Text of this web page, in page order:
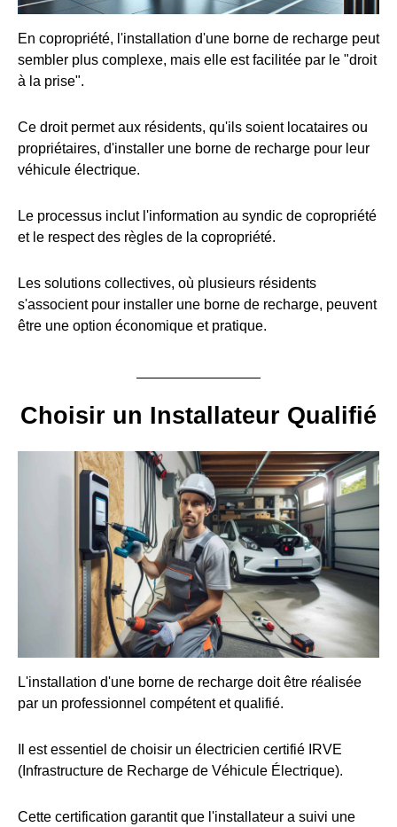
En copropriété, l'installation d'une borne de recharge peut
sembler plus complexe, mais elle est facilitée par le "droit
à la prise".
Ce droit permet aux résidents, qu'ils soient locataires ou
propriétaires, d'installer une borne de recharge pour leur
véhicule électrique.
Le processus inclut l'information au syndic de copropriété
et le respect des règles de la copropriété.
Les solutions collectives, où plusieurs résidents
s'associent pour installer une borne de recharge, peuvent
être une option économique et pratique.
Choisir un Installateur Qualifié
L'installation d'une borne de recharge doit être réalisée
par un professionnel compétent et qualifié.
Il est essentiel de choisir un électricien certifié IRVE
(Infrastructure de Recharge de Véhicule Électrique).
Cette certification garantit que l'installateur a suivi une